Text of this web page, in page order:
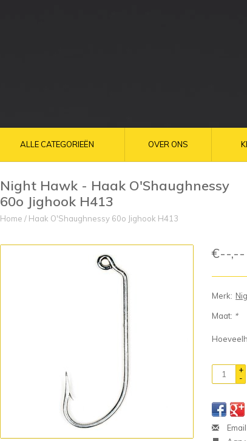
ALLE CATEGORIEËN OVER ONS
Night Hawk - Haak O'Shaughnessy
60o Jighook H413
Home / Haak O'Shaughnessy 60o Jighook H413
€--,--
Merk:
Maat: *
+
-